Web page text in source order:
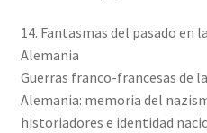
14. Fantasmas del pasado en
Alemania
Guerras franco-francesas de
Alemania: memoria del
historiadores e identidad